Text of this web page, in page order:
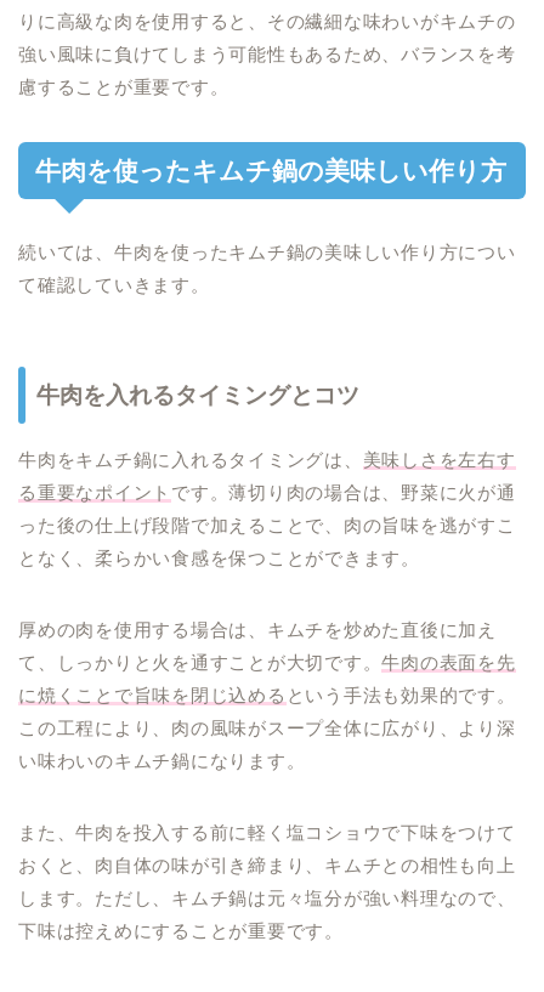
りに高級な肉を使用すると、その繊細な味わいがキムチの
強い風味に負けてしまう可能性もあるため、バランスを考
慮することが重要です。
牛肉を使ったキムチ鍋の美味しい作り方
続いては、牛肉を使ったキムチ鍋の美味しい作り方につい
て確認していきます。
牛肉を入れるタイミングとコツ
牛肉をキムチ鍋に入れるタイミングは、 美味しさを左右す
る重要なポイント です。薄切り肉の場合は、野菜に火が通
った後の仕上げ段階で加えることで、肉の旨味を逃がすこ
となく、柔らかい食感を保つことができます。
厚めの肉を使用する場合は、キムチを炒めた直後に加え
て、しっかりと火を通すことが大切です。牛肉の表面を先
に焼くことで旨味を閉じ込める という手法も効果的です。
この工程により、肉の風味がスープ全体に広がり、より深
い味わいのキムチ鍋になります。
また、牛肉を投入する前に軽く塩コショウで下味をつけて
おくと、肉自体の味が引き締まり、キムチとの相性も向上
します。ただし、キムチ鍋は元々塩分が強い料理なので、
下味は控えめにすることが重要です。